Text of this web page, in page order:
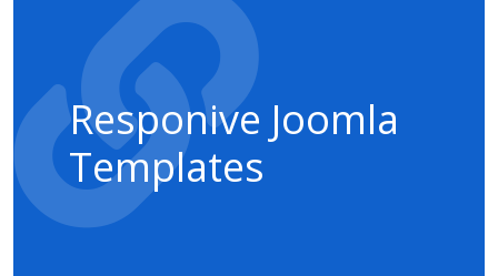
Responive Joomla
Templates